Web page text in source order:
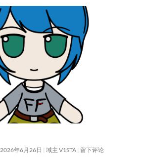
2026年6月26日 域主 V1STA 留下评论